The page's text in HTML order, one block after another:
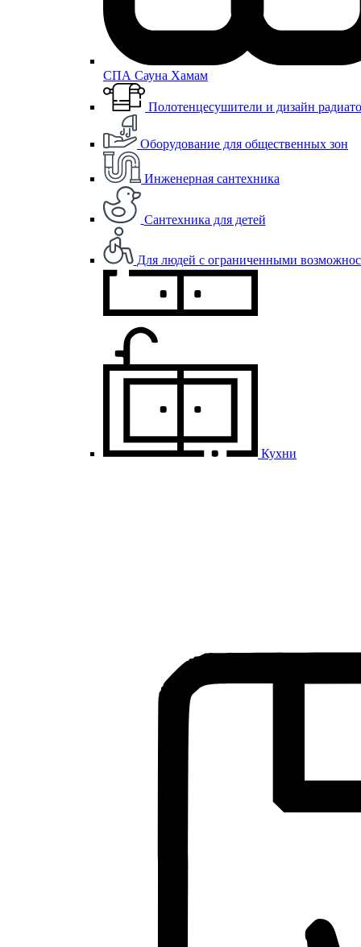
СПА Сауна Хамам
Полотенцесушители и дизайн
Оборудование для общественных зон
Инженерная сантехника
Сантехника для детей
Для людей с ограниченными
Кухни